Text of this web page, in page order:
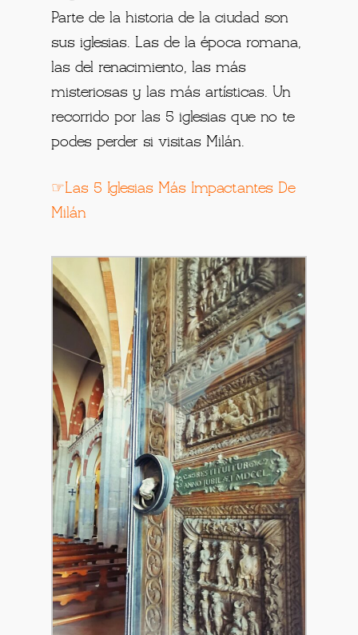
Parte de la historia de la ciudad son
sus iglesias. Las de la época romana,
las del renacimiento, las más
misteriosas y las más artísticas. Un
recorrido por las 5 iglesias que no te
podes perder si visitas Milán.
☞Las 5 Iglesias Más Impactantes De
Milán